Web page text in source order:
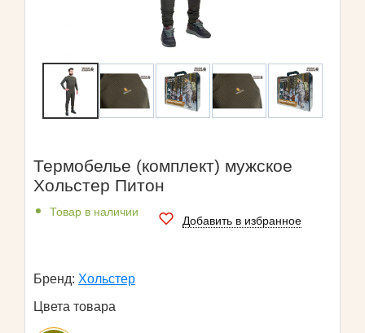
Термобелье (комплект) мужское
Хольстер Питон
Товар в наличии
Добавить в избранное
Бренд: Хольстер
Цвета товара